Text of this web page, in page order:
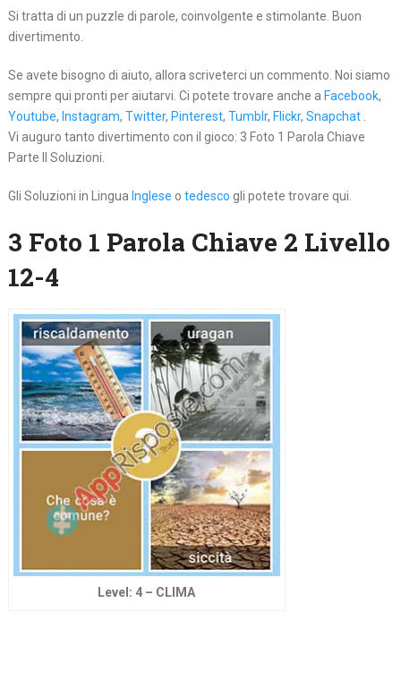
Si tratta di un puzzle di parole, coinvolgente e stimolante. Buon
divertimento.
Se avete bisogno di aiuto, allora scriveterci un commento. Noi siamo
sempre qui pronti per aiutarvi. Ci potete trovare anche a Facebook,
Youtube, Instagram, Twitter, Pinterest, Tumblr, Flickr, Snapchat.
Vi auguro tanto divertimento con il gioco: 3 Foto 1 Parola Chiave
Parte II Soluzioni.
Gli Soluzioni in Lingua Inglese o tedesco gli potete trovare qui.
3 Foto 1 Parola Chiave 2 Livello
12-4
Level: 4 – CLIMA